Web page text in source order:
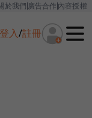
於我們廣告合作內容授權
登入/註冊